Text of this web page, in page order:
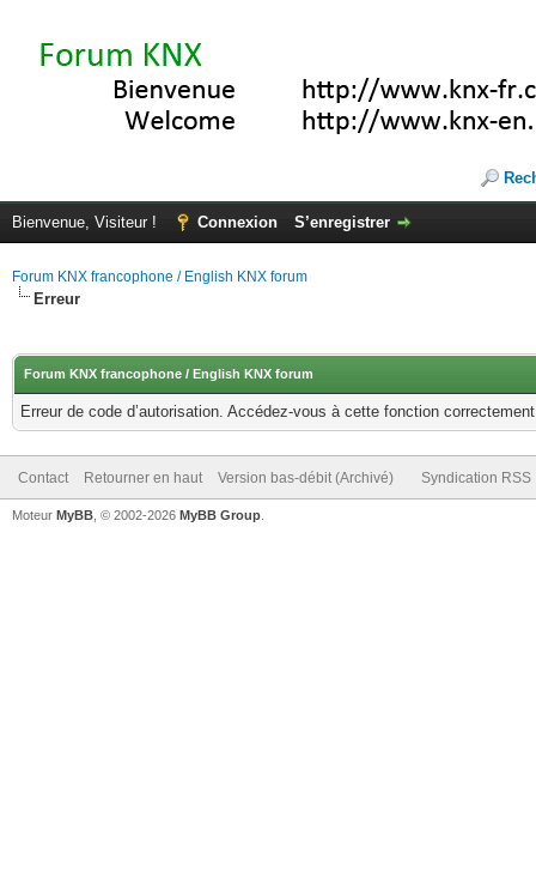
Bienvenue, Visiteur ! Connexion S’enregistrer
Forum KNX francophone / English KNX forum
Erreur
Forum KNX francophone / English KNX forum
Erreur de code d’autorisation. Accédez-vous à cette fonction
Contact Retourner en haut Version bas-débit (Archivé) Syndication RSS
Moteur MyBB , © 2002-2026 MyBB Group